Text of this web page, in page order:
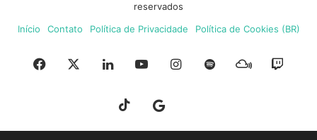
reservados
Início
Contato Política de Privacidade Política de Cookies (BR)
Facebook LinkedinYouTubeInstagram
SpotifyMixcloud
TikTokGoogle